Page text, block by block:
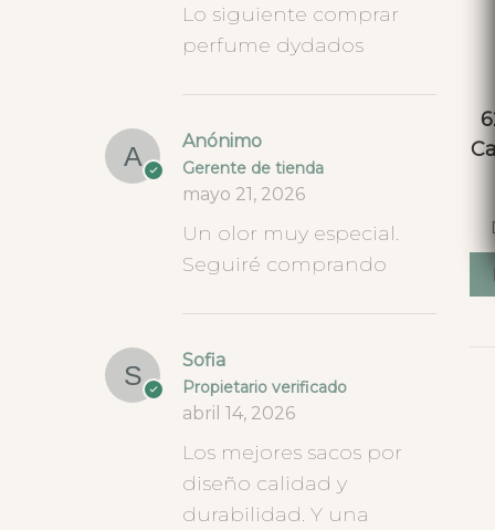
Lo siguiente comprar
perfume dydados
Anónimo
Gerente de tienda
mayo 21, 2026
Un olor muy especial.
Seguiré comprando
Sofia
Propietario verificado
abril 14, 2026
Los mejores sacos por
diseño calidad y
durabilidad. Y una